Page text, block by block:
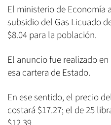
El ministerio de Economía
subsidio del Gas Licuado
$8.04 para la población.
El anuncio fue realizado
esa cartera de Estado.
En ese sentido, el precio
costará $17.27; el de 25